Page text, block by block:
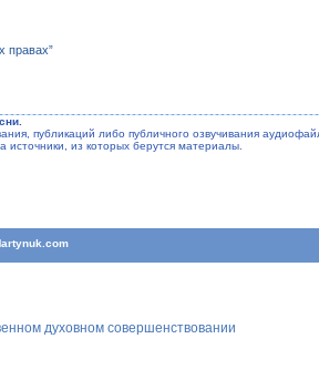
правах”
публикаций либо публичного озвучивания
источники, из которых берутся материалы.
духовном совершенствовании